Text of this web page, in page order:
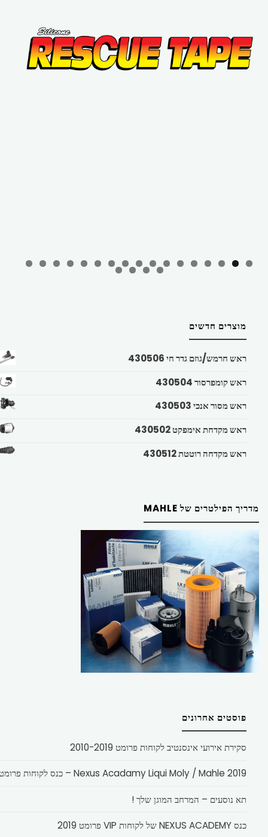
מוצרים חדשים
ראש חרמש/גוזם גדר חי 430506
ראש קומפרסור 430504
ראש מסור אנכי 430503
ראש מקדחת אימפקט 430502
ראש מקדחה רוטטת 430512
מדריך הפילטרים של MAHLE
פוסטים אחרונים
סקירת אירועי אינסנטיב לקוחות פרומט 2010-2019
Nexus Acadamy Liqui Moly / Mahle 2019 – כנס לקוחות פרומט
תא נוסעים – המרחב המוגן שלך !
כנס NEXUS ACADEMY של לקוחות VIP פרומט 2019